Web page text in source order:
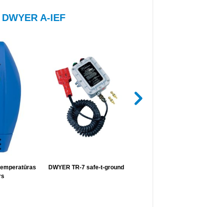
A-IEF
DWYER TR-7 safe-t-ground